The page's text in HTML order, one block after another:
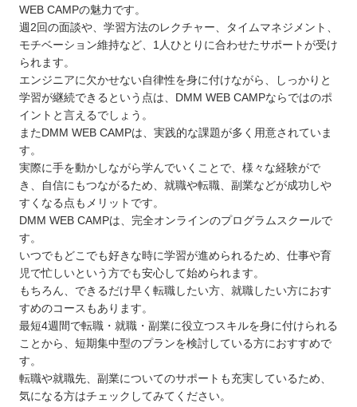
WEB CAMPの魅力です。
週2回の面談や、学習方法のレクチャー、タイムマネジメント、
モチベーション維持など、1人ひとりに合わせたサポートが受け
られます。
エンジニアに欠かせない自律性を身に付けながら、しっかりと
学習が継続できるという点は、DMM WEB CAMPならではのポ
イントと言えるでしょう。
またDMM WEB CAMPは、実践的な課題が多く用意されていま
す。
実際に手を動かしながら学んでいくことで、様々な経験がで
き、自信にもつながるため、就職や転職、副業などが成功しや
すくなる点もメリットです。
DMM WEB CAMPは、完全オンラインのプログラムスクールで
す。
いつでもどこでも好きな時に学習が進められるため、仕事や育
児で忙しいという方でも安心して始められます。
もちろん、できるだけ早く転職したい方、就職したい方におす
すめのコースもあります。
最短4週間で転職・就職・副業に役立つスキルを身に付けられる
ことから、短期集中型のプランを検討している方におすすめで
す。
転職や就職先、副業についてのサポートも充実しているため、
気になる方はチェックしてみてください。